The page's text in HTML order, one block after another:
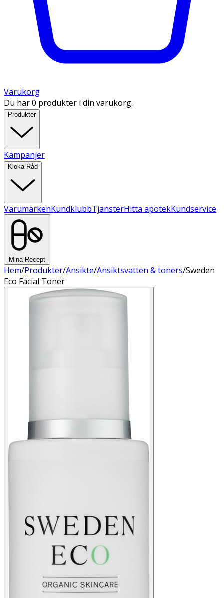
Varukorg
Du har 0 produkter i din varukorg.
Produkter
Kampanjer
Kloka Råd
VarumärkenKundklubbTjänsterHitta apotekKundservice
Mina Recept
Hem/Produkter/Ansikte/Ansiktsvatten & toners/Sweden
Eco Facial Toner